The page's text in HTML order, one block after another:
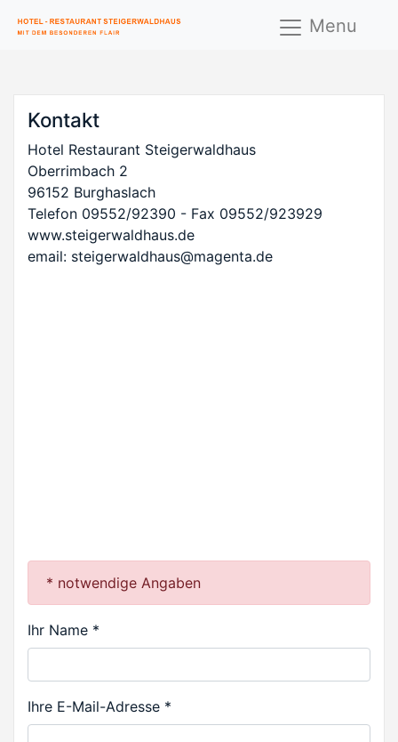
Menu
Kontakt
Hotel Restaurant Steigerwaldhaus
Oberrimbach 2
96152 Burghaslach
Telefon 09552/92390 - Fax 09552/923929
www.steigerwaldhaus.de
email: steigerwaldhaus@magenta.de
* notwendige Angaben
Ihr Name *
Ihre E-Mail-Adresse *